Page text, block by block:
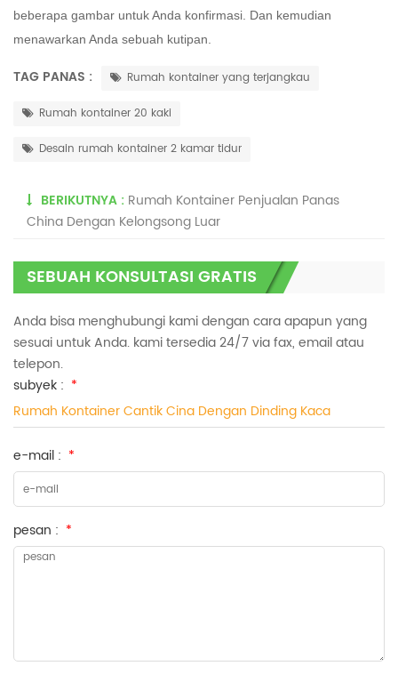
beberapa gambar untuk Anda konfirmasi. Dan kemudian
menawarkan Anda sebuah kutipan.
TAG PANAS : Rumah kontainer yang terjangkau
Rumah kontainer 20 kaki
Desain rumah kontainer 2 kamar tidur
BERIKUTNYA : Rumah Kontainer Penjualan Panas
China Dengan Kelongsong Luar
SEBUAH KONSULTASI GRATIS
Anda bisa menghubungi kami dengan cara apapun yang
sesuai untuk Anda. kami tersedia 24/7 via fax, email atau
telepon.
subyek : *
Rumah Kontainer Cantik Cina Dengan Dinding Kaca
e-mail : *
pesan : *